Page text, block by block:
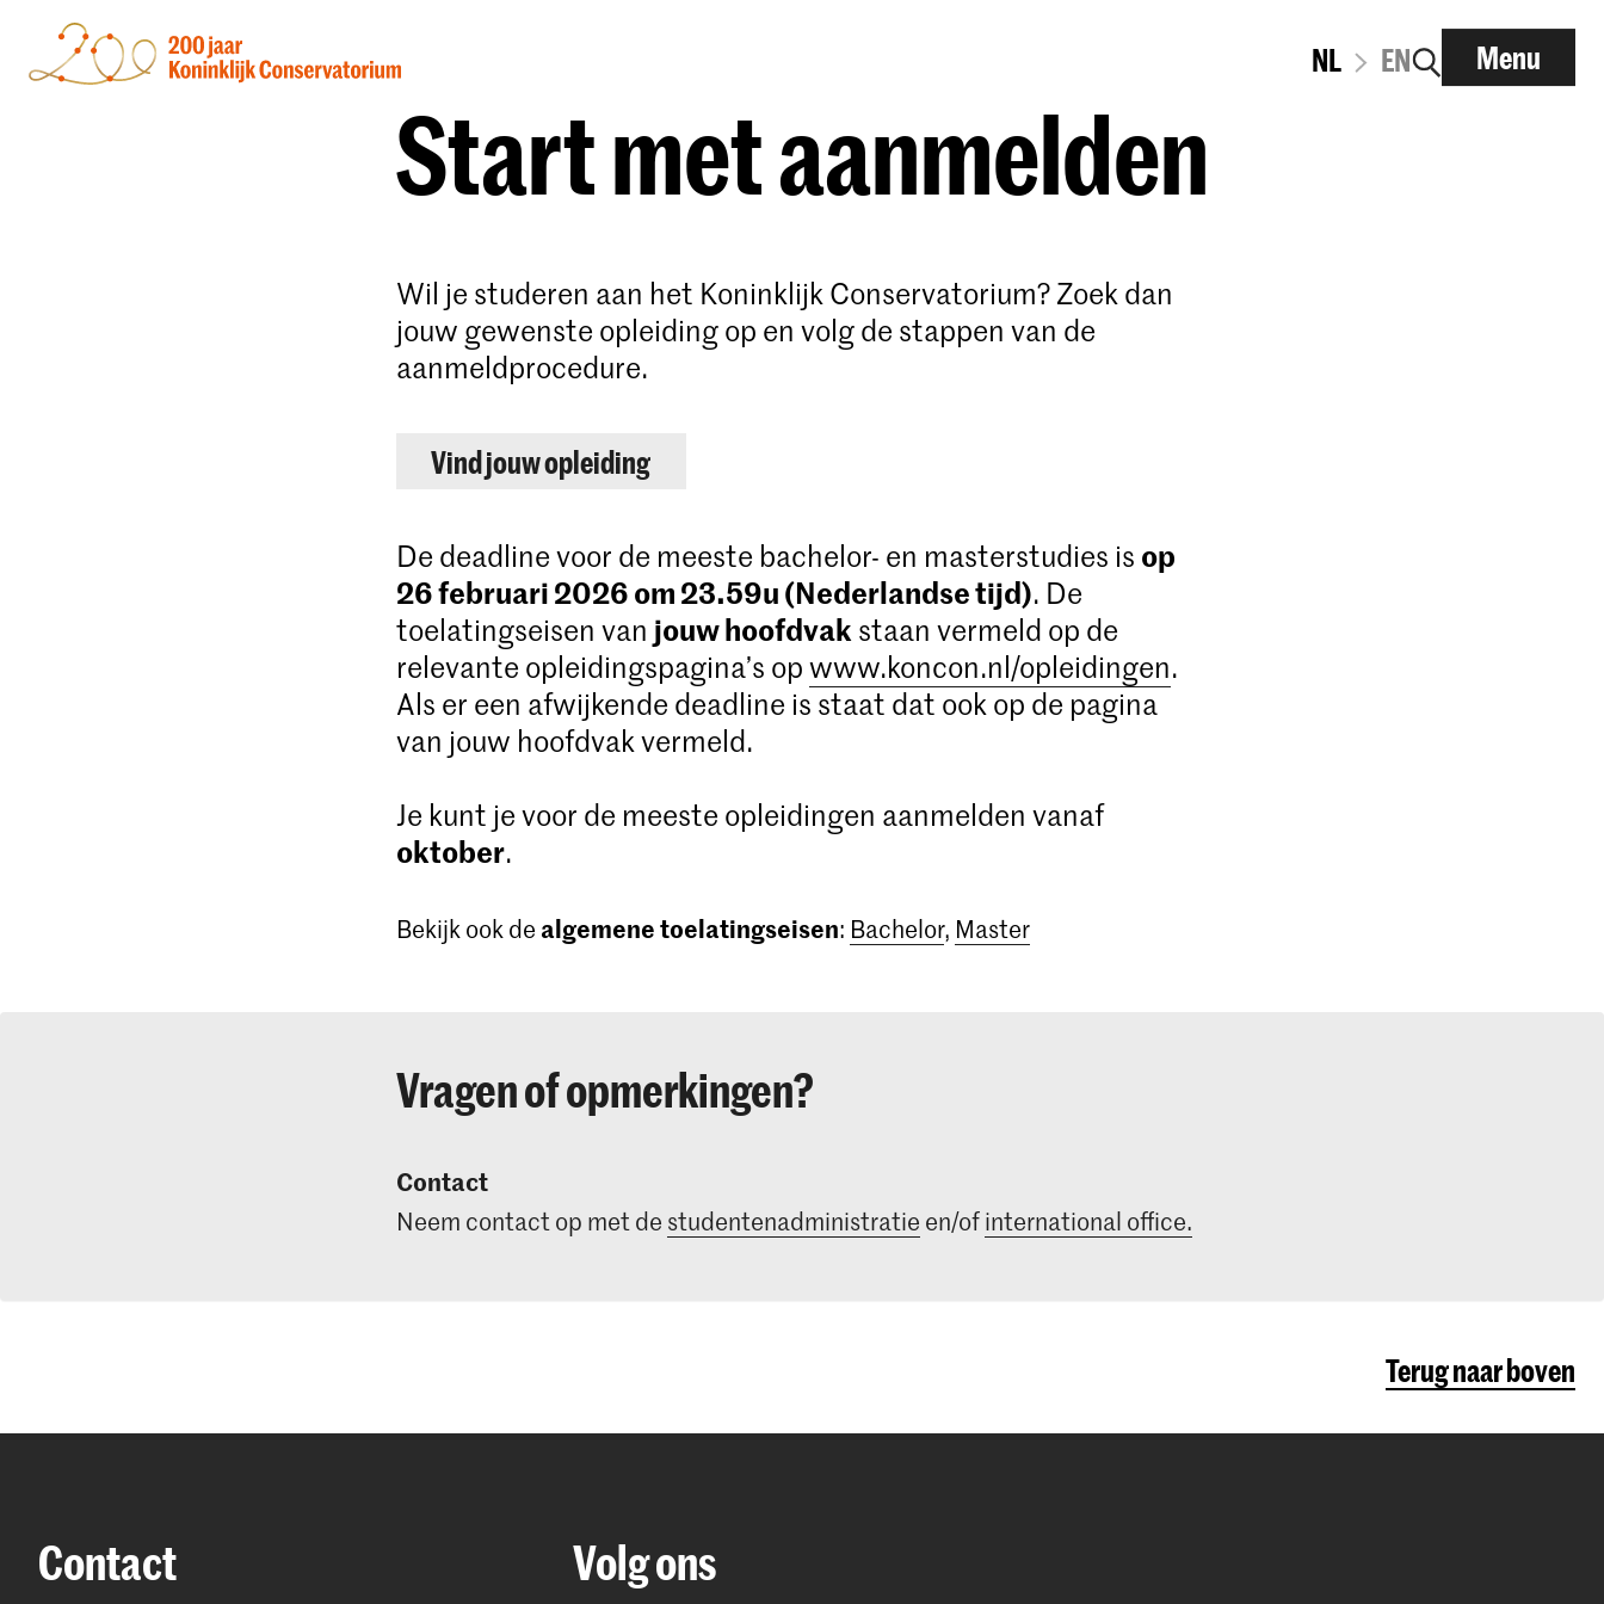
NL EN Menu
Start met aanmelden
Wil je studeren aan het Koninklijk Conservatorium? Zoek dan
jouw gewenste opleiding op en volg de stappen van de
aanmeldprocedure.
Vind jouw opleiding
De deadline voor de meeste bachelor- en masterstudies is op
26 februari 2026 om 23.59u (Nederlandse tijd). De
toelatingseisen van jouw hoofdvakstaan vermeld op de
relevante opleidingspagina’s opwww.koncon.nl/opleidingen.
Als er een afwijkende deadline is staat dat ook op de pagina
van jouw hoofdvak vermeld.
Je kunt je voor de meeste opleidingen aanmelden vanaf
oktober.
Bekijk ook de algemene toelatingseisen: Bachelor, Master
Vragen of opmerkingen?
Contact
Neem contact op met de studentenadministratie en/ofinternational office.
Terug naar boven
Contact Volg ons